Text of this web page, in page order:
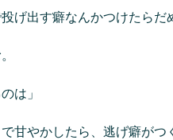
げ出す癖なんかつけたらだ
は」
甘やかしたら、逃げ癖がつ